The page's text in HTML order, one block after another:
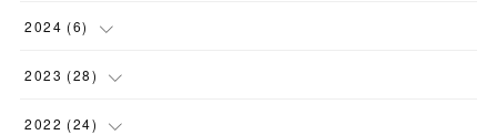
2024 (6)
(1)
(1 )
2023 (28)
(2)
2022 (24)